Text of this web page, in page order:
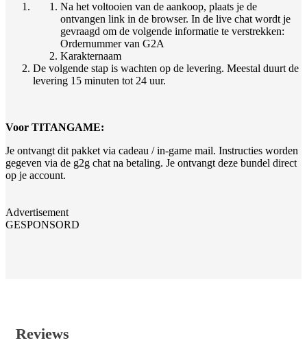
Na het voltooien van de aankoop, plaats je de
ontvangen link in de browser. In de live chat wordt je
gevraagd om de volgende informatie te verstrekken:
Ordernummer van G2A
Karakternaam
De volgende stap is wachten op de levering. Meestal duurt de
levering 15 minuten tot 24 uur.
Voor TITANGAME:
Je ontvangt dit pakket via cadeau / in-game mail. Instructies worden
gegeven via de g2g chat na betaling. Je ontvangt deze bundel direct
op je account.
Advertisement
GESPONSORD
Reviews